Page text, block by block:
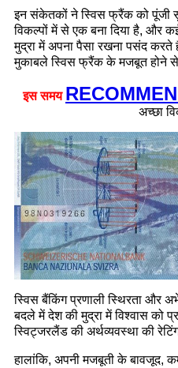
इन संकेतकों ने स्विस फ्रैंक को पूंजी
विकल्पों में से एक बना दिया है, और
मुद्रा में अपना पैसा रखना पसंद
मुकाबले स्विस फ्रैंक के मजबूत होने से
इस समय
अच्छा
स्विस बैंकिंग प्रणाली स्थिरता और
बदले में देश की मुद्रा में विश्वास को
स्विट्जरलैंड की अर्थव्यवस्था की
हालांकि, अपनी मजबूती के बावजूद,